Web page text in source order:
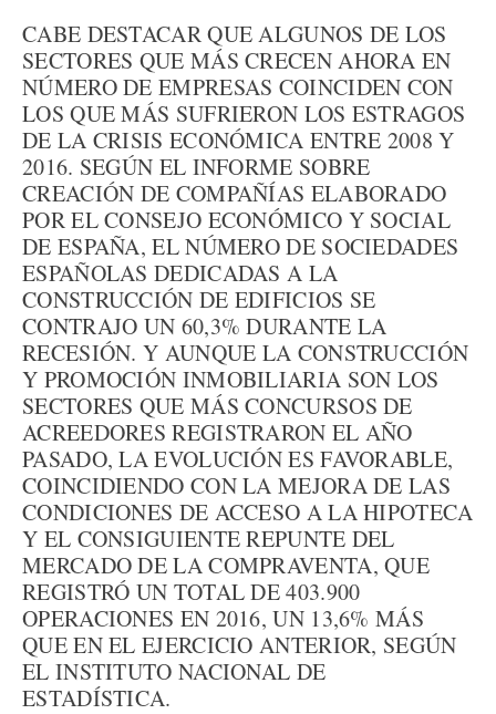
CABE DESTACAR QUE ALGUNOS DE LOS
SECTORES QUE MÁS CRECEN AHORA EN
NÚMERO DE EMPRESAS COINCIDEN CON
LOS QUE MÁS SUFRIERON LOS ESTRAGOS
DE LA CRISIS ECONÓMICA ENTRE 2008 Y
2016. SEGÚN EL INFORME SOBRE
CREACIÓN DE COMPAÑÍAS ELABORADO
POR EL CONSEJO ECONÓMICO Y SOCIAL
DE ESPAÑA, EL NÚMERO DE SOCIEDADES
ESPAÑOLAS DEDICADAS A LA
CONSTRUCCIÓN DE EDIFICIOS SE
CONTRAJO UN 60,3% DURANTE LA
RECESIÓN. Y AUNQUE LA CONSTRUCCIÓN
Y PROMOCIÓN INMOBILIARIA SON LOS
SECTORES QUE MÁS CONCURSOS DE
ACREEDORES REGISTRARON EL AÑO
PASADO, LA EVOLUCIÓN ES FAVORABLE,
COINCIDIENDO CON LA MEJORA DE LAS
CONDICIONES DE ACCESO A LA HIPOTECA
Y EL CONSIGUIENTE REPUNTE DEL
MERCADO DE LA COMPRAVENTA, QUE
REGISTRÓ UN TOTAL DE 403.900
OPERACIONES EN 2016, UN 13,6% MÁS
QUE EN EL EJERCICIO ANTERIOR, SEGÚN
EL INSTITUTO NACIONAL DE
ESTADÍSTICA.